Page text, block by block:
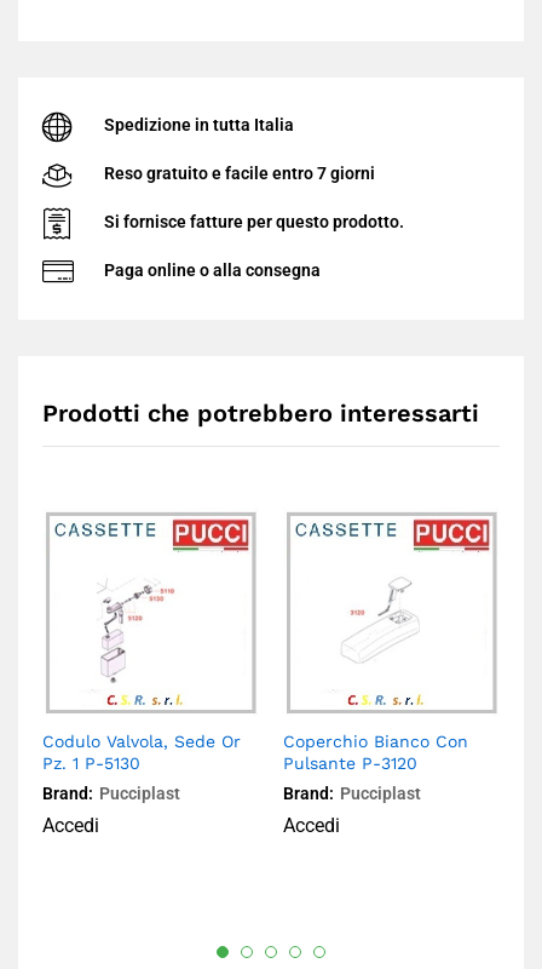
Spedizione in tutta Italia
Reso gratuito e facile entro 7 giorni
Si fornisce fatture per questo prodotto.
Paga online o alla consegna
Prodotti che potrebbero interessarti
Codulo Valvola, Sede Or
Pz. 1 P-5130
Brand: Pucciplast
Accedi
Coperchio Bianco Con
Pulsante P-3120
Brand: Pucciplast
Accedi